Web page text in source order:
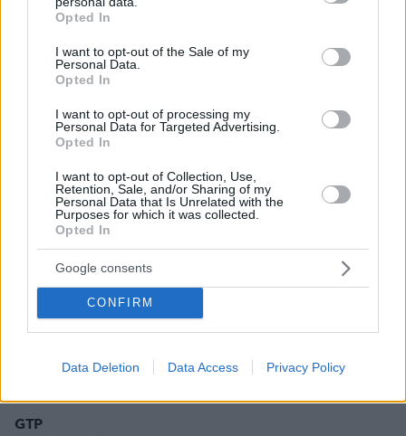
grant or deny consent to Google and its third-party tags to
use your data for below specified purposes in below Google
consent section.
Opted In
I want to opt-out of the Sale of my
Personal Data.
Opted In
I want to opt-out of processing my
Personal Data for Targeted Advertising.
Opted In
I want to opt-out of Collection, Use,
Retention, Sale, and/or Sharing of my
Personal Data that Is Unrelated with the
Purposes for which it was collected.
Opted In
Google consents
CONFIRM
Data Deletion Data Access Privacy Policy
04.01.2025, 14:45
Βίκυ ο Γιώργος κάθε Κυριακή πάει στο γήπεδο! Στα
εκτός έδρας πάει από την προηγούμενη! Βοήθεια
Πυρηνικοι
Φυσικοί είναι και οι δυο?
ΑΠΑΝΤΗΣΗ
Αθηναίος
04.01.2025, 07:16
Να είστε ευτυχισμένοι με υγεία και αγάπη, όπως και
ΑΠΑΝΤΗΣΗ
GTP